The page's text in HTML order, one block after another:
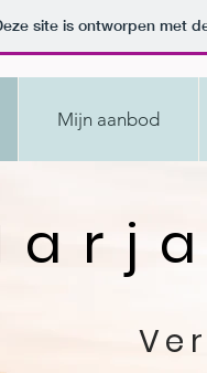
site is ontworpen met
Mijn aanbod